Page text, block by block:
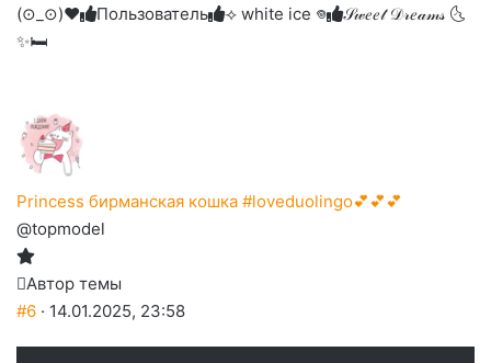
(⊙_⊙)❤️
Пользователь ⟢ white ice 𖦹
𝒮𝓌𝑒𝑒𝓉 𝒟𝓇𝑒𝒶𝓂𝓈 🌜
✨🛏️
Princess бирманская кошка #loveduolingo💕💕💕
@topmodel
Автор темы
#6 · 14.01.2025, 23:58